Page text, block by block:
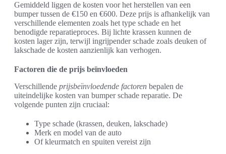
Gemiddeld liggen de kosten voor het herstellen van een
bumper tussen de €150 en €600. Deze prijs is afhankelijk van
verschillende elementen zoals het type schade en het
benodigde reparatieproces. Bij lichte krassen kunnen de
kosten lager zijn, terwijl ingrijpender schade zoals deuken of
lakschade de kosten aanzienlijk kan verhogen.
Factoren die de prijs beïnvloeden
Verschillende prijsbeïnvloedende factoren bepalen de
uiteindelijke kosten van bumper schade reparatie. De
volgende punten zijn cruciaal:
Type schade (krassen, deuken, lakschade)
Merk en model van de auto
Of kleurmatch en spuiten vereist zijn